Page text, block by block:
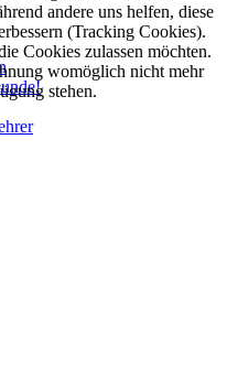
andere uns helfen, diese
(Tracking Cookies).
Cookies zulassen möchten.
womöglich nicht mehr
stehen.